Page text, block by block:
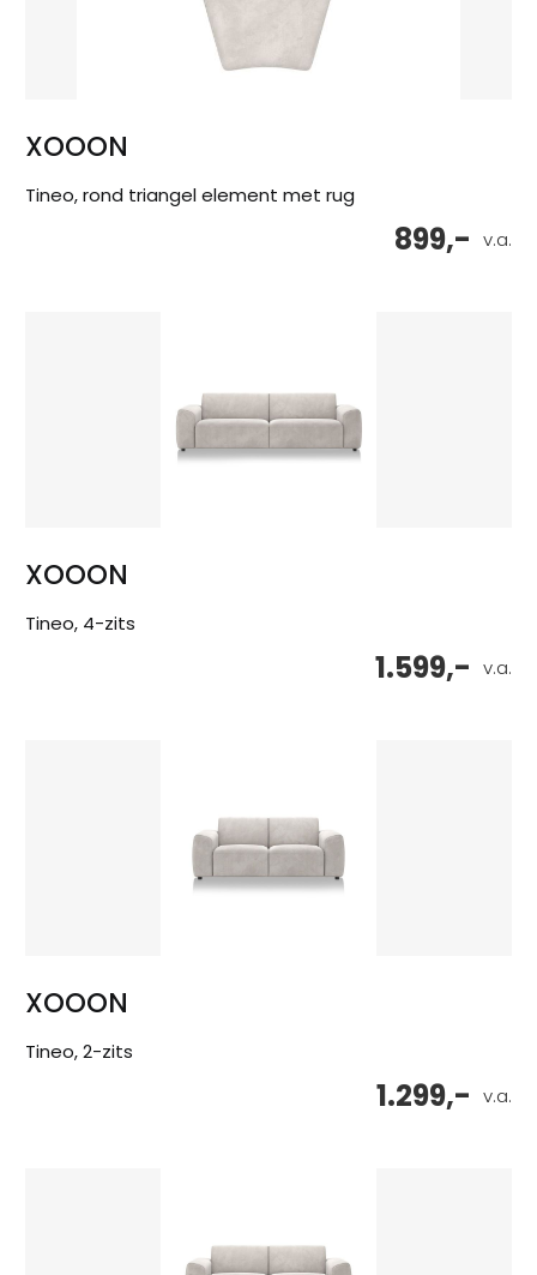
XOOON
Tineo, rond triangel element met rug
v.a.
899,-
XOOON
Tineo, 4-zits
v.a.
1.599,-
XOOON
Tineo, 2-zits
v.a.
1.299,-